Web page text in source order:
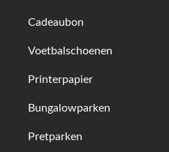
Cadeaubon
Voetbalschoenen
Printerpapier
Bungalowparken
Pretparken